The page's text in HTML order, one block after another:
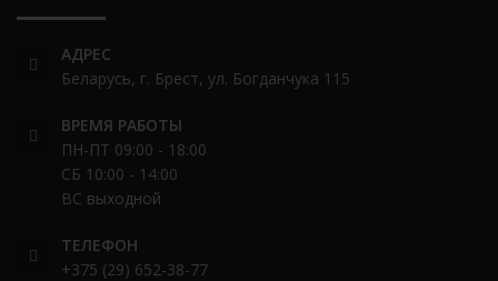
АДРЕС
Беларусь, г. Брест, ул. Богданчука 115
ВРЕМЯ РАБОТЫ
ПН-ПТ 09:00 - 18:00
СБ 10:00 - 14:00
ВС выходной
ТЕЛЕФОН
+375 (29) 652-38-77